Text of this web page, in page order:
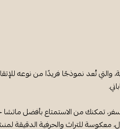
والتي تُعد نموذجًا فريدًا من نوعه
تمكنك من الاستمتاع بأفضل
للتراث والحرفية الدقيقة